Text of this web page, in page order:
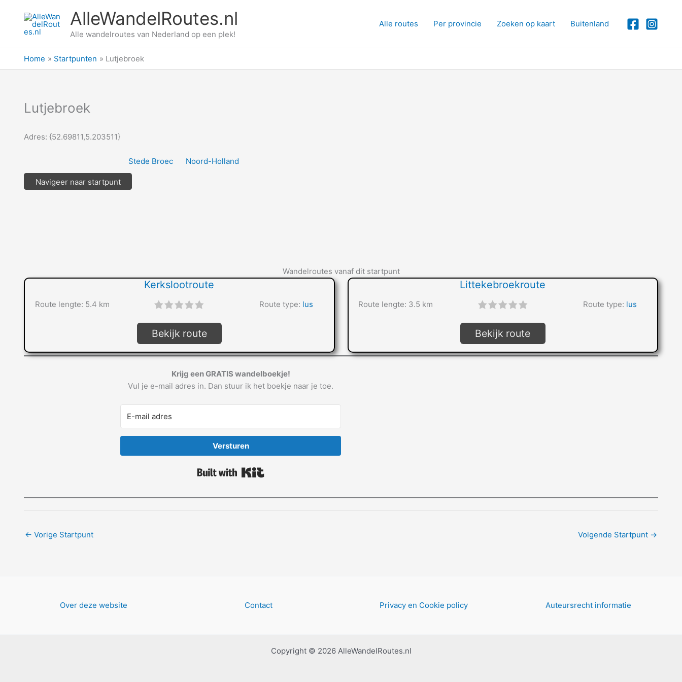
AlleWandelRoutes.nl
Alle wandelroutes van Nederland op een plek!
Alle routes Per provincie Zoeken op kaart Buitenland
Home Startpunten Lutjebroek
Lutjebroek
Adres: {52.69811,5.203511}
Stede Broec Noord-Holland
Navigeer naar startpunt
Wandelroutes vanaf dit startpunt
Kerkslootroute
Route lengte: 5.4 km Route type: lus
Bekijk route
Littekebroekroute
Route lengte: 3.5 km Route type: lus
Bekijk route
Krijg een GRATIS wandelboekje!
Vul je e-mail adres in. Dan stuur ik het boekje naar je toe.
Versturen
← Vorige Startpunt Volgende Startpunt →
Over deze website Contact Privacy en Cookie policy Auteursrecht informatie
Copyright © 2026 AlleWandelRoutes.nl